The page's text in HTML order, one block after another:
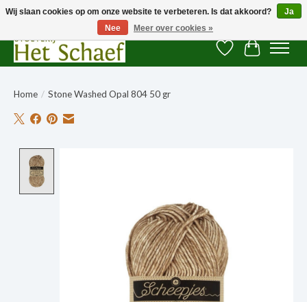
Verlanglijst
Home / Stone Washed Opal 804 50 gr
Wij slaan cookies op om onze website te verbeteren. Is dat akkoord?
Ja
Nee
Meer over cookies »